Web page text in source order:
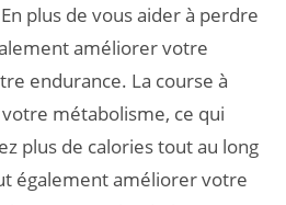
plus de vous aider à perdre
améliorer votre
endurance. La course à
métabolisme, ce qui
plus de calories tout au long
également améliorer votre